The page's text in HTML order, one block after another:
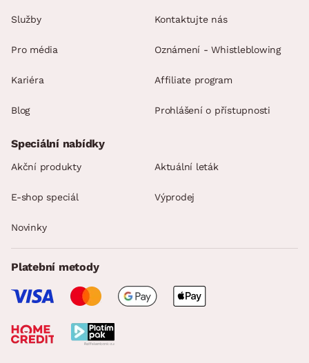
Služby
Pro média
Kariéra
Blog
Kontaktujte nás
Oznámení - Whistleblowing
Affiliate program
Prohlášení o přístupnosti
Speciální nabídky
Akční produkty Aktuální leták
E-shop speciál Výprodej
Novinky
Platební metody